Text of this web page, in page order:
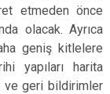
etmeden önce
olacak. Ayrıca
geniş kitlelere
yapıları harita
ve geri bildirimler